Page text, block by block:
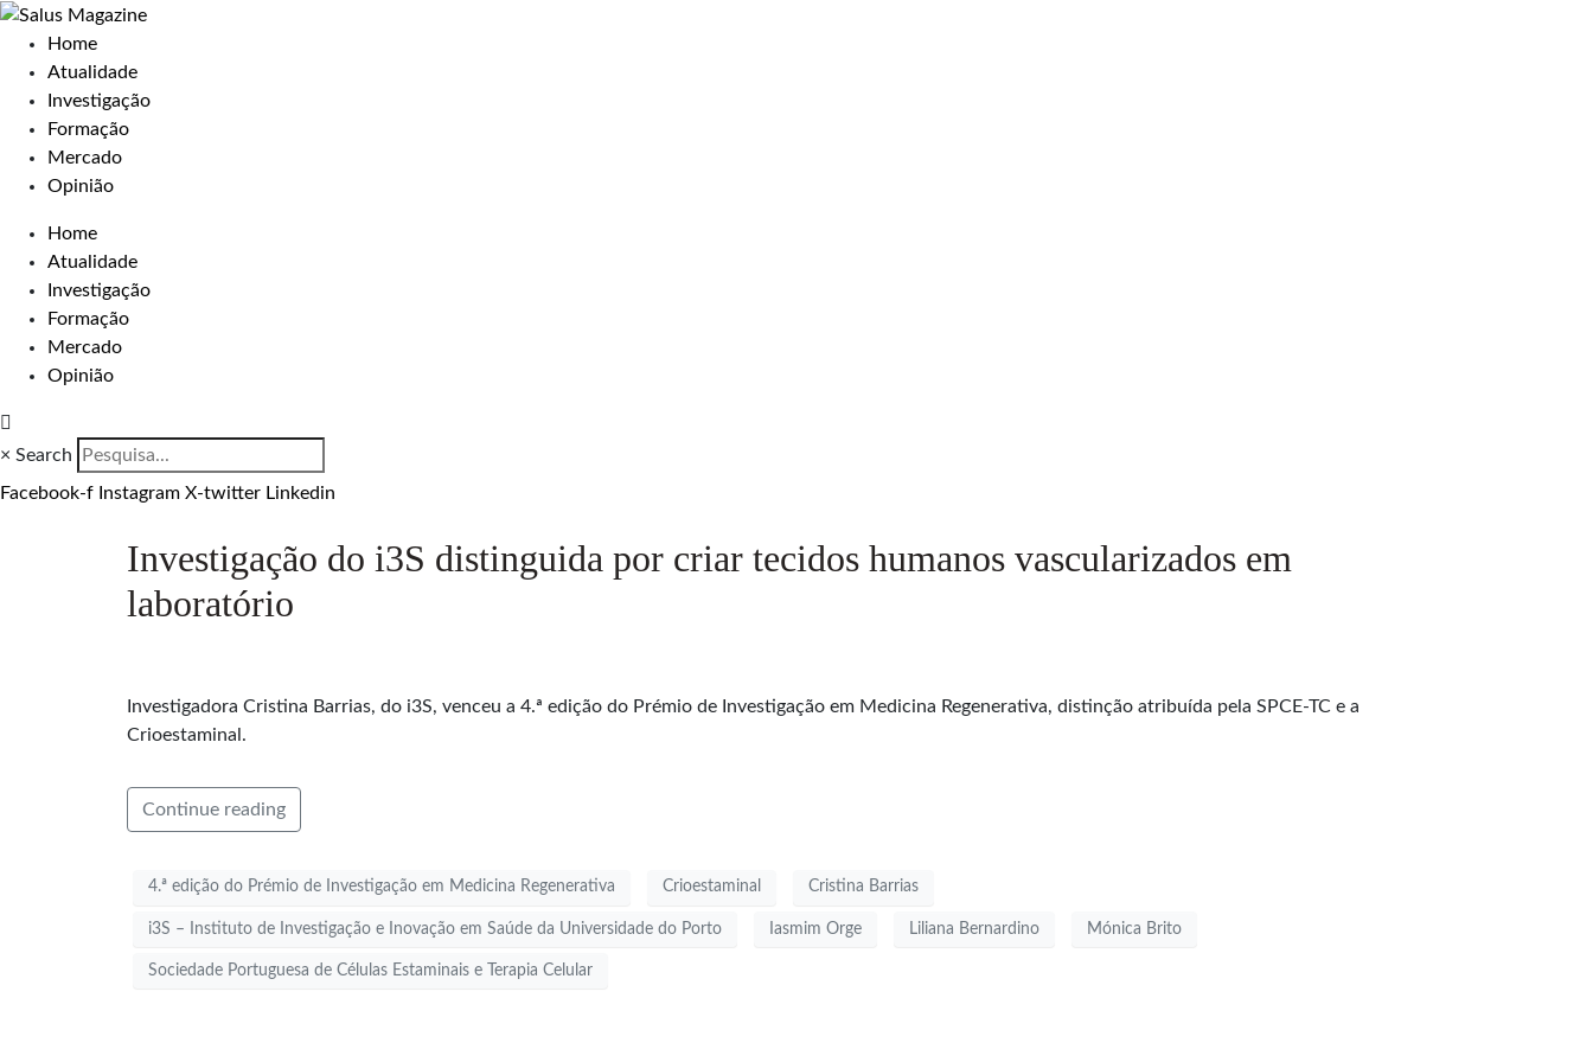
Home
Atualidade
Investigação
Formação
Mercado
Opinião
Home
Atualidade
Investigação
Formação
Mercado
Opinião
× Search
Facebook-f Instagram X-twitter Linkedin
Investigação do i3S distinguida por criar tecidos humanos vascularizados em
laboratório
Investigadora Cristina Barrias, do i3S, venceu a 4.ª edição do Prémio de Investigação em Medicina Regenerativa, distinção atribuída pela SPCE-TC e a
Crioestaminal.
Continue reading
4.ª edição do Prémio de Investigação em Medicina Regenerativa Crioestaminal Cristina Barrias
i3S – Instituto de Investigação e Inovação em Saúde da Universidade do Porto Iasmim Orge Liliana Bernardino Mónica Brito
Sociedade Portuguesa de Células Estaminais e Terapia Celular